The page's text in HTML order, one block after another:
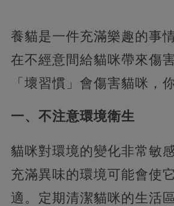
養貓是一件充滿樂趣的事
在不經意間給貓咪帶來傷
「壞習慣」會傷害貓咪，
一、不注意環境衛生
貓咪對環境的變化非常敏
充滿異味的環境可能會使
適。定期清潔貓咪的生活